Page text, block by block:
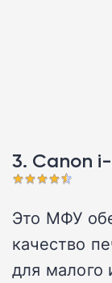
3. Canon i-
Это МФУ
качество
для малого